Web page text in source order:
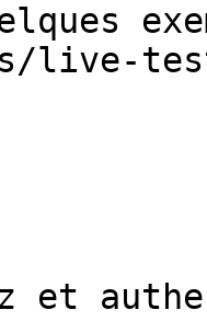
live-
et